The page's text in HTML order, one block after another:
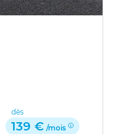
dès
139 € /mois